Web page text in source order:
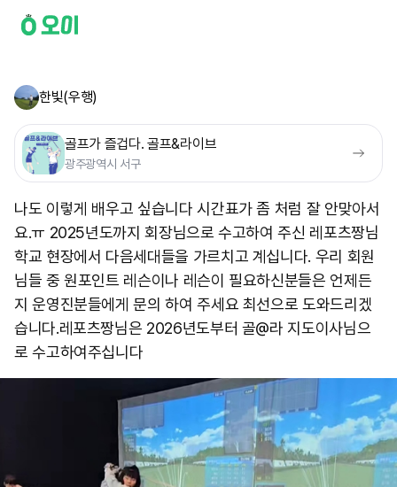
한빛(우행)
골프가 즐겁다. 골프&라이브
광주광역시 서구
나도 이렇게 배우고 싶습니다 시간표가 좀 처럼 잘 안맞아서
요.ㅠ 2025년도까지 회장님으로 수고하여 주신 레포츠짱님
학교 현장에서 다음세대들을 가르치고 계십니다. 우리 회원
님들 중 원포인트 레슨이나 레슨이 필요하신분들은 언제든
지 운영진분들에게 문의 하여 주세요 최선으로 도와드리겠
습니다. ​레포츠짱님은 2026년도부터 골@라 지도이사님으
로 수고하여주십니다